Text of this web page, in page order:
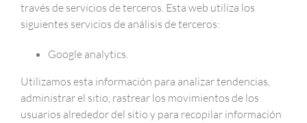
través de servicios de terceros. Esta web utiliza los
siguientes servicios de análisis de terceros:
Google analytics.
Utilizamos esta información para analizar tendencias,
administrar el sitio, rastrear los movimientos de los
usuarios alrededor del sitio y para recopilar información